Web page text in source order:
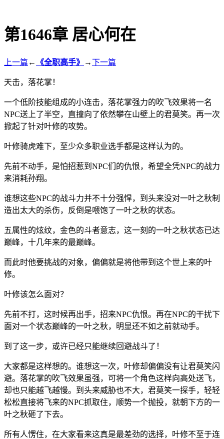
第1646章 居心何在
上一篇 ← 《全职高手》 →下一篇
天击，落花掌！
一个低阶技能组成的小连击，落花掌强力的吹飞效果将一名
NPC送上了半空，直撞向了依然攀在山壁上的君莫笑。再一次
掀起了针对叶修的攻势。
叶修骑虎难下，至少众多职业选手都是这样认为的。
先前不动手，是怕招惹到NPC们的仇恨，希望全凭NPC的战力
来消耗孙翔。
谁想这些NPC的战斗力并不十分强悍，到头来没对一叶之秋制
造出太大的杀伤，反倒是喂饱了一叶之秋的状态。
五属性的炫纹，金色的斗者意志，这一刻的一叶之秋状态已达
巅峰，十几年来的最巅峰。
而此时他要挑战的对象，偏偏就是将他带到这个世上来的叶
修。
叶修该怎么面对？
先前不打，这时候再出手，招来NPC仇恨。再在NPC的干扰下
面对一个状态巅峰的一叶之秋，明显还不如之前就动手。
到了这一步，或许已经只能继续回避战斗了！
大家都是这样想的。谁想这一次，叶修却偏偏没有让君莫笑闪
避。落花掌的吹飞效果虽强，可将一个角色这样向高处送飞，
却也只能越飞越慢。到头来威胁也不大，君莫笑一探手，轻轻
松松直接将飞来的NPC抓取住，顺势一个抛投，就朝下方的一
叶之秋砸了下去。
所有人愣住，在大家看来这真是最差劲的选择，叶修不至于连